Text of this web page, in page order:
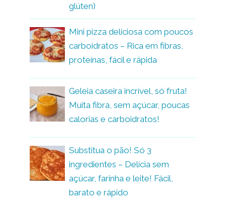
glúten)
Mini pizza deliciosa com poucos
carboidratos – Rica em fibras,
proteínas, fácil e rápida
Geleia caseira incrível, só fruta!
Muita fibra, sem açúcar, poucas
calorias e carboidratos!
Substitua o pão! Só 3
ingredientes – Delícia sem
açúcar, farinha e leite! Fácil,
barato e rápido